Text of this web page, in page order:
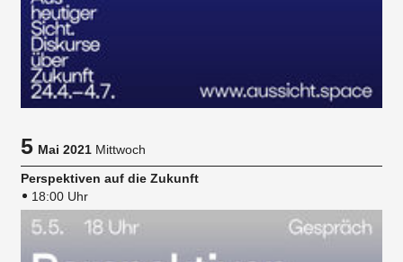
5Mai 2021 Mittwoch
Perspektiven auf die Zukunft
18:00 Uhr